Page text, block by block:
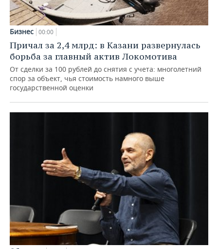
Бизнес 00:00
Причал за 2,4 млрд: в Казани развернулась
борьба за главный актив Локомотива
От сделки за 100 рублей до снятия с учета: многолетний
спор за объект, чья стоимость намного выше
государственной оценки